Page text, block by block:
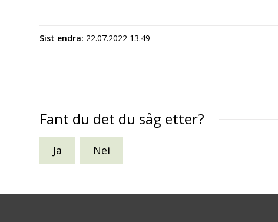
Sist endra 22.07.2022 13.49
Fant du det du såg etter?
Ja Nei